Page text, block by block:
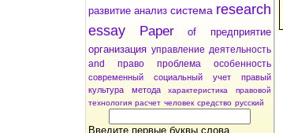
развитие анализ система research
essay
Paper of
предприятие
организация управление деятельность
and
право проблема особенность
современный социальный учет
правый
культура
метода характеристика
правовой
технология расчет человек средство русский
Введите первые буквы слова